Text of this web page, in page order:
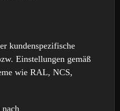
kundenspezifische
Einstellungen gemäß
wieRAL,NCS,